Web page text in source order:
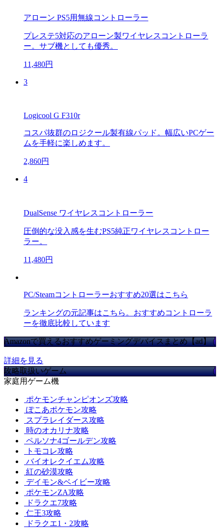
アローン PS5用無線コントローラー
プレステ5対応のアローン製ワイヤレスコントローラ
ー。サブ機としても優秀。
11,480円
3
Logicool G F310r
コスパ抜群のロジクール製有線パッド。幅広いPCゲー
ムを手軽に楽しめます。
2,860円
4
DualSense ワイヤレスコントローラー
圧倒的な没入感を生むPS5純正ワイヤレスコントロー
ラー。
11,480円
PC/Steamコントローラーおすすめ20選はこちら
ランキングの元記事はこちら。おすすめコントローラ
ーを徹底比較しています
Amazonで買えるおすすめゲーミングデバイスまとめ【ad】
詳細を見る
攻略取扱いゲーム
家庭用ゲーム機
ポケモンチャンピオンズ攻略
ぽこあポケモン攻略
スプラレイダース攻略
時のオカリナ攻略
ペルソナ4ゴールデン攻略
トモコレ攻略
バイオレクイエム攻略
紅の砂漠攻略
デイモン&ベイビー攻略
ポケモンZA攻略
ドラクエ7攻略
仁王3攻略
ドラクエ1・2攻略